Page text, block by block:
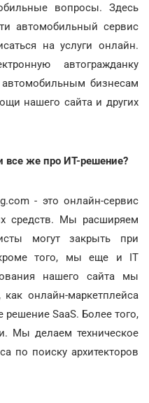
вопросы. Здесь
автомобильный сервис
на услуги онлайн.
автогражданку
бизнесам
нашего сайта и других
все же про ИТ-решение?
- это онлайн-сервис
средств. Мы расширяем
могут закрыть при
того, мы еще и IT
нашего сайта мы
онлайн-маркетплейса
решение SaaS. Более того,
Мы делаем техническое
по поиску архитекторов